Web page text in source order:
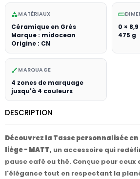
categoryMATÉRIAUX
Céramique en Grès
Marque : midocean
Origine : CN
straighten
0 ×
475 g
brush MARQUAGE
4 zones de marquage
jusqu'à 4 couleurs
DESCRIPTION
Découvrez la Tasse personnalisée
liège - MATT, un accessoire qui
pause café ou thé. Conçue pour
l'élégance tout en respectant la